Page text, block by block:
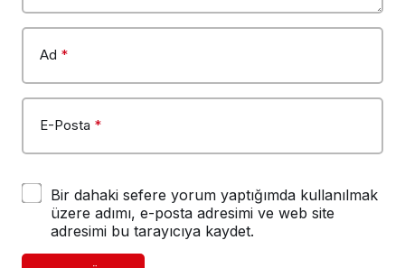
Ad *
E-Posta *
Bir dahaki sefere yorum yaptığımda kullanılmak
üzere adımı, e-posta adresimi ve web site
adresimi bu tarayıcıya kaydet.